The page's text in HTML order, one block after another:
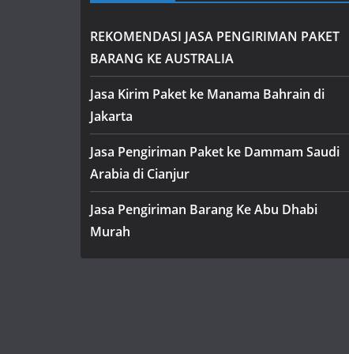
REKOMENDASI JASA PENGIRIMAN PAKET
BARANG KE AUSTRALIA
Jasa Kirim Paket ke Manama Bahrain di
Jakarta
Jasa Pengiriman Paket ke Dammam Saudi
Arabia di Cianjur
Jasa Pengiriman Barang Ke Abu Dhabi
Murah